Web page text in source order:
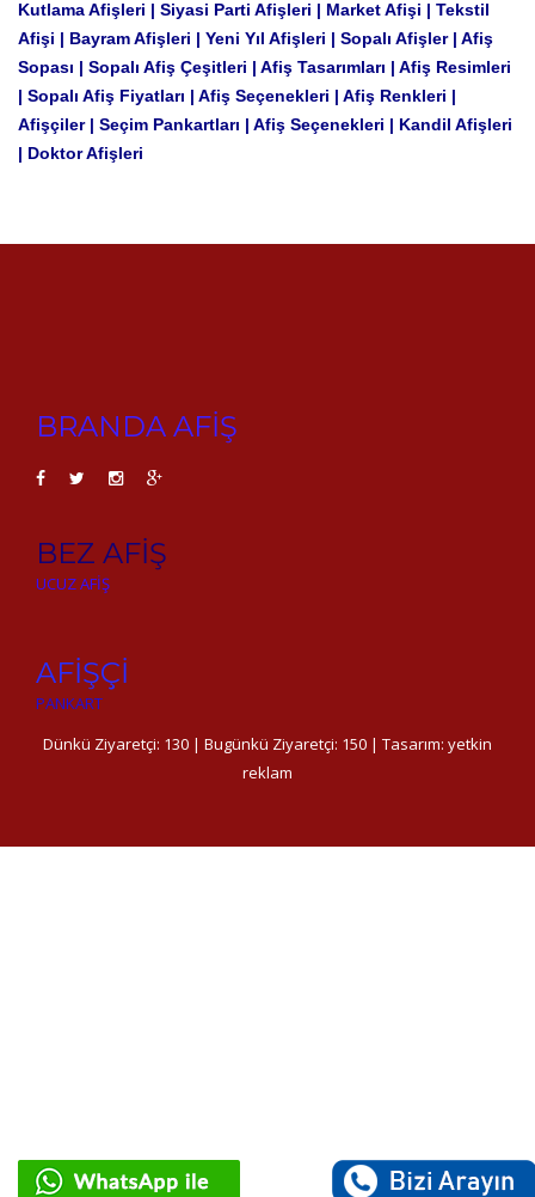
Kutlama Afişleri | Siyasi Parti Afişleri | Market Afişi | Tekstil
Afişi | Bayram Afişleri | Yeni Yıl Afişleri | Sopalı Afişler | Afiş
Sopası | Sopalı Afiş Çeşitleri | Afiş Tasarımları | Afiş Resimleri
| Sopalı Afiş Fiyatları | Afiş Seçenekleri | Afiş Renkleri |
Afişçiler | Seçim Pankartları | Afiş Seçenekleri | Kandil Afişleri
| Doktor Afişleri
BRANDA AFİŞ
BEZ AFİŞ
UCUZ AFİŞ
AFİŞÇİ
PANKART
Dünkü Ziyaretçi: 130 | Bugünkü Ziyaretçi: 150 | Tasarım: yetkin
reklam